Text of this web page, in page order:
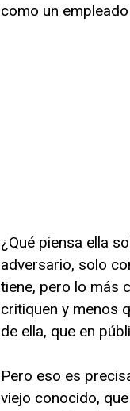
como un
¿Qué piensa ella
adversario, solo
tiene, pero lo más
critiquen y menos
de ella, que en
Pero eso es
viejo conocido,